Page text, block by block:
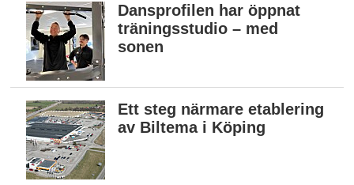
Dansprofilen har öppnat
träningsstudio – med
sonen
Ett steg närmare etablering
av Biltema i Köping